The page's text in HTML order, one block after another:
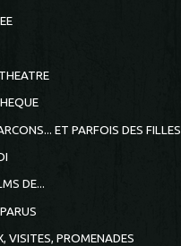
ET PARFOIS DES FILLES
DE...
VISITES, PROMENADES